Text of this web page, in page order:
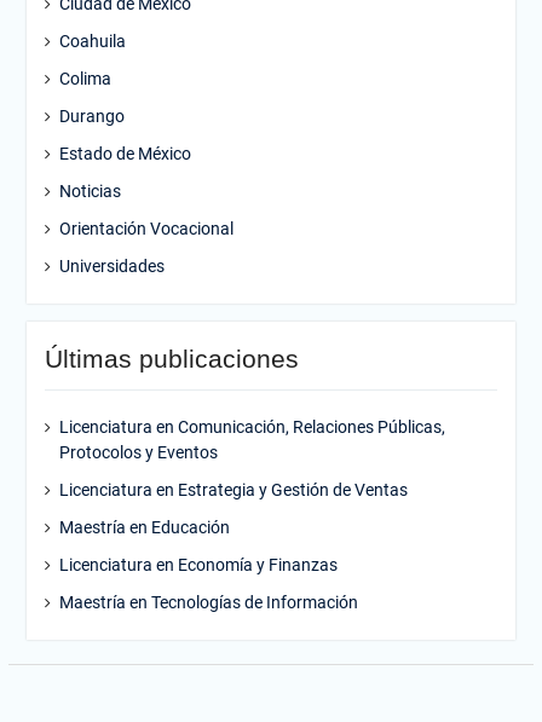
Coahuila
Colima
Durango
Estado de México
Noticias
Orientación Vocacional
Universidades
Últimas publicaciones
Licenciatura en Comunicación, Relaciones Públicas,
Protocolos y Eventos
Licenciatura en Estrategia y Gestión de Ventas
Maestría en Educación
Licenciatura en Economía y Finanzas
Maestría en Tecnologías de Información